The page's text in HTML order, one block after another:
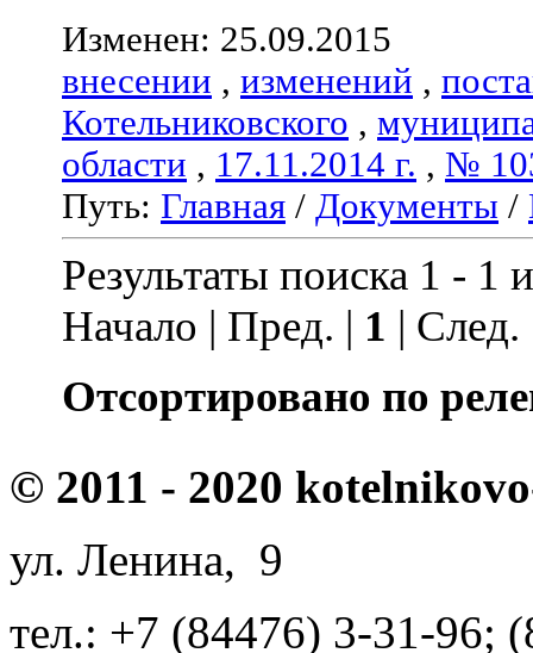
Изменен: 25.09.2015
внесении , изменений ,
Котельниковского ,
области , 17.11.2014 г. , №
Путь: Главная / Документы /
Результаты поиска 1 - 1
Начало | Пред. | 1 |
Отсортировано по
© 2011 - 2020
ул. Ленина, 9
тел.: +7 (84476) 3-31-96;